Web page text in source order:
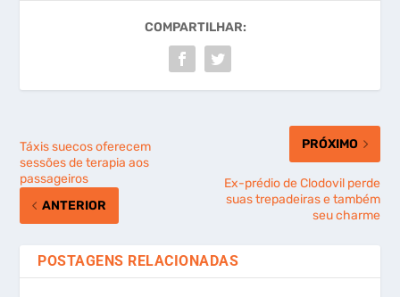
COMPARTILHAR:
Táxis suecos oferecem
sessões de terapia aos
passageiros
ANTERIOR
PRÓXIMO
Ex-prédio de Clodovil perde
suas trepadeiras e também
seu charme
POSTAGENS RELACIONADAS